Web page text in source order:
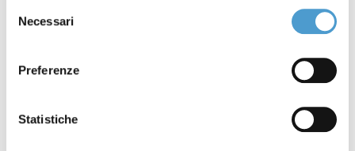
delNecessari
Preferenze
Statistiche
anticipata
X